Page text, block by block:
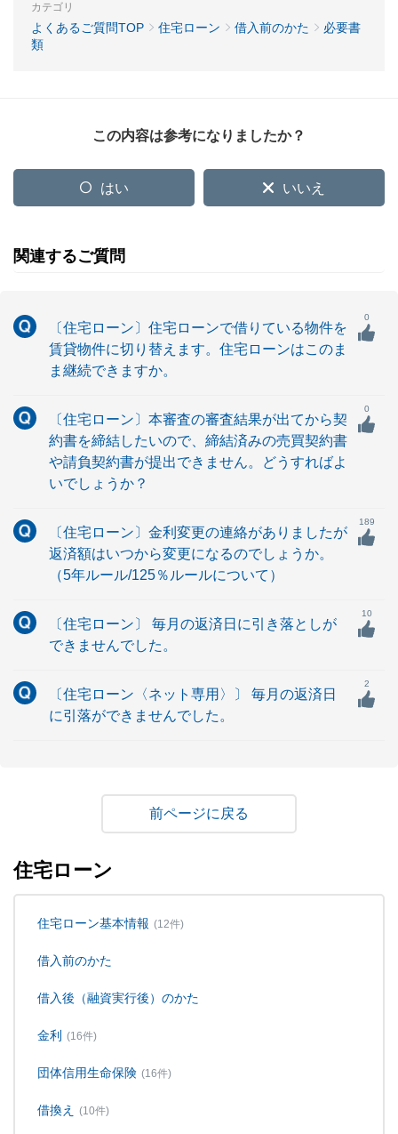
カテゴリ
よくあるご質問TOP 住宅ローン 借入前のかた
必要書
類
この内容は参考になりましたか？
はい いいえ
関連するご質問
〔住宅ローン〕住宅ローンで借りている物件を
賃貸物件に切り替えます。住宅ローンはこのま
ま継続できますか。
0
〔住宅ローン〕本審査の審査結果が出てから契
約書を締結したいので、締結済みの売買契約書
や請負契約書が提出できません。どうすればよ
いでしょうか？
0
〔住宅ローン〕金利変更の連絡がありましたが
返済額はいつから変更になるのでしょうか。
（5年ルール/125％ルールについて）
189
〔住宅ローン〕 毎月の返済日に引き落としが
できませんでした。
10
〔住宅ローン〈ネット専用〉〕 毎月の返済日
に引落ができませんでした。
2
戻る
住宅ローン
住宅ローン基本情報 (12件)
借入前のかた
借入後（融資実行後）のかた
金利 (16件)
団体信用生命保険 (16件)
借換え (10件)